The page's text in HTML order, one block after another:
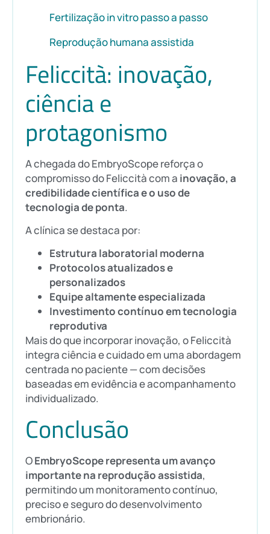
Fertilização in vitro passo a passo
Reprodução humana assistida
Feliccità: inovação,
ciência e
protagonismo
A chegada do EmbryoScope reforça o
compromisso do Feliccità com a inovação, a
credibilidade científica e o uso de
tecnologia de ponta.
A clínica se destaca por:
Estrutura laboratorial moderna
Protocolos atualizados e
personalizados
Equipe altamente especializada
Investimento contínuo em tecnologia
reprodutiva
Mais do que incorporar inovação, o Feliccità
integra ciência e cuidado em uma abordagem
centrada no paciente — com decisões
baseadas em evidência e acompanhamento
individualizado.
Conclusão
OEmbryoScope representa um avanço
importante na reprodução assistida,
permitindo um monitoramento contínuo,
preciso e seguro do desenvolvimento
embrionário.